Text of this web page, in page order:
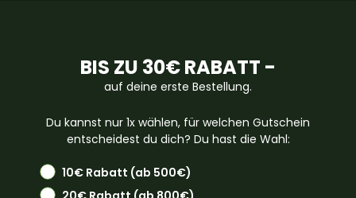
BIS ZU 30€ RABATT -
auf deine erste Bestellung.
Du kannst nur 1x wählen, für welchen Gutschein
entscheidest du dich? Du hast die Wahl:
10€ Rabatt (ab 500€)